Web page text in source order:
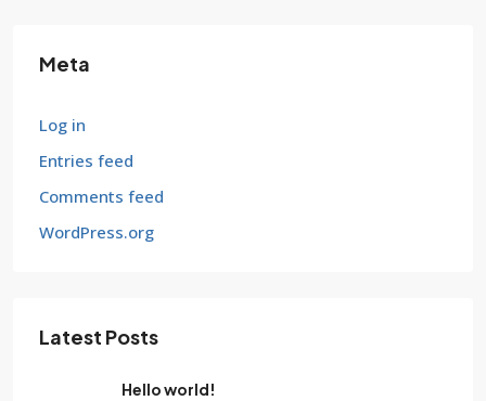
Meta
Log in
Entries feed
Comments feed
WordPress.org
Latest Posts
Hello world!